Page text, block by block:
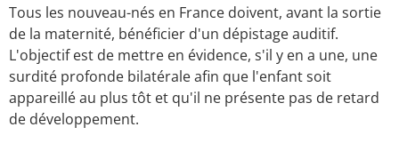
Tous les nouveau-nés en France doivent, avant la sortie
de la maternité, bénéficier d'un dépistage auditif.
L'objectif est de mettre en évidence, s'il y en a une, une
surdité profonde bilatérale afin que l'enfant soit
appareillé au plus tôt et qu'il ne présente pas de retard
de développement.